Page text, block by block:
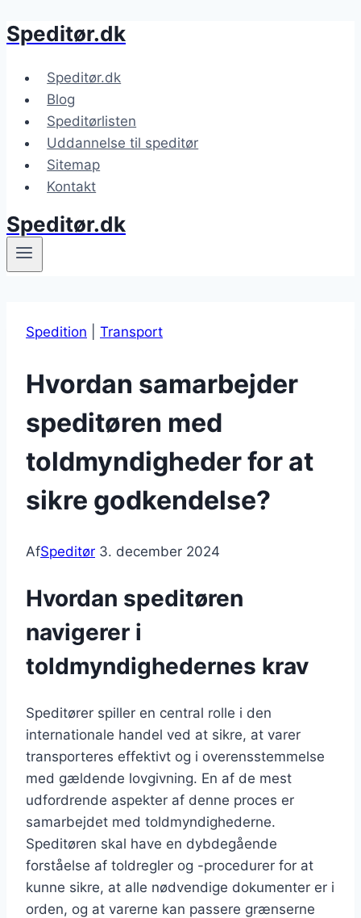
Fortsæt
indhold
Speditør.dk
Speditør.dk
Blog
Speditørlisten
Uddannelse til speditør
Sitemap
Kontakt
Speditør.dk
Spedition Transport
Hvordan samarbejder
speditøren med
toldmyndigheder for at
sikre godkendelse?
AfSpeditør 3. december 2024
Hvordan speditøren
navigerer i
toldmyndighedernes krav
Speditører spiller en central rolle i den
internationale handel ved at sikre, at varer
transporteres effektivt og i overensstemmelse
med gældende lovgivning. En af de mest
udfordrende aspekter af denne proces er
samarbejdet med toldmyndighederne.
Speditøren skal have en dybdegående
forståelse af toldregler og -procedurer for at
kunne sikre, at alle nødvendige dokumenter er i
orden, og at varerne kan passere grænserne